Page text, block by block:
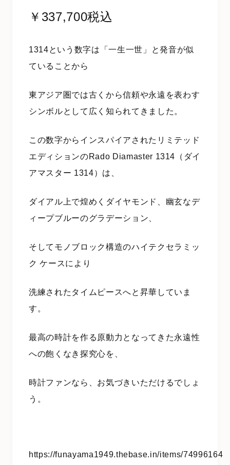
￥337,700税込
1314という数字は「一生一世」と発音が似
ていることから
東アジア圏では古くから信頼や永遠を表わす
シンボルとして広く知られてきました。
この数字からインスパイアされたリミテッド
エディションのRado Diamaster 1314（ダイ
アマスター 1314）は、
ダイアル上で煌めくダイヤモンド、幽玄なデ
ィープブルーのグラデーション、
そしてモノブロック構造のハイテクセラミッ
ク ケースにより
洗練されたタイムピースへと昇華していま
す。
最高の時計を作る原動力となってきた永遠性
への飽くなき探究心を、
時計ファンなら、お気づきいただけるでしょ
う。
https://funayama1949.thebase.in/items/74996164